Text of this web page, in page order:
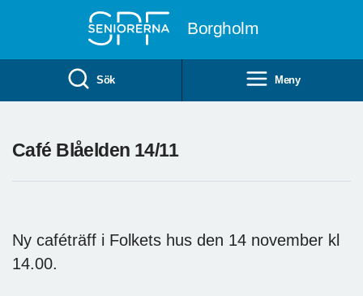
Borgholm
Sök Meny
Café Blåelden 14/11
Ny caféträff i Folkets hus den 14 november kl
14.00.